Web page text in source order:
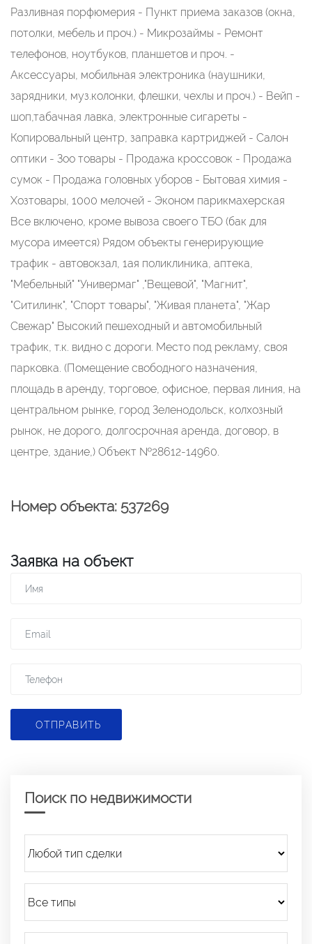
Разливная порфюмерия - Пункт приема заказов (окна,
потолки, мебель и проч.) - Микрозаймы - Ремонт
телефонов, ноутбуков, планшетов и проч. -
Аксессуары, мобильная электроника (наушники,
зарядники, муз.колонки, флешки, чехлы и проч.) - Вейп -
шоп,табачная лавка, электронные сигареты -
Копировальный центр, заправка картриджей - Салон
оптики - Зоо товары - Продажа кроссовок - Продажа
сумок - Продажа головных уборов - Бытовая химия -
Хозтовары, 1000 мелочей - Эконом парикмахерская
Все включено, кроме вывоза своего ТБО (бак для
мусора имеется) Рядом объекты генерирующие
трафик - автовокзал, 1ая поликлиника, аптека,
"Мебельный" "Универмаг" ,"Вещевой", "Магнит",
"Ситилинк", "Спорт товары", "Живая планета", "Жар
Свежар" Высокий пешеходный и автомобильный
трафик, т.к. видно с дороги. Место под рекламу, своя
парковка. (Помещение свободного назначения,
площадь в аренду, торговое, офисное, первая линия, на
центральном рынке, город Зеленодольск, колхозный
рынок, не дорого, долгосрочная аренда, договор, в
центре, здание,) Объект №28612-14960.
Номер объекта: 537269
Заявка на объект
ОТПРАВИТЬ
Поиск по недвижимости